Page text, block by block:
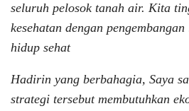
seluruh pelosok tanah air. Kita
kesehatan dengan
hidup sehat
Hadirin yang berbahagia, Saya
strategi tersebut membutuhkan